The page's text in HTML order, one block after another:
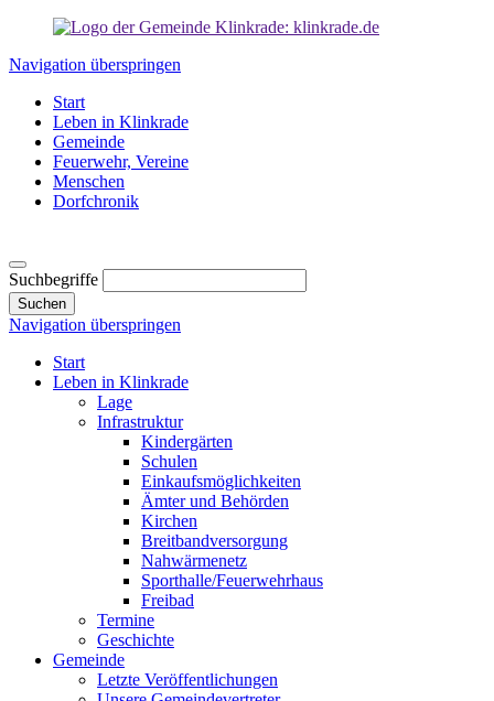
Navigation überspringen
Start
Leben in Klinkrade
Gemeinde
Feuerwehr, Vereine
Menschen
Dorfchronik
Suchbegriffe
Suchen
Navigation überspringen
Start
Leben in Klinkrade
Lage
Infrastruktur
Kindergärten
Schulen
Einkaufsmöglichkeiten
Ämter und Behörden
Kirchen
Breitbandversorgung
Nahwärmenetz
Sporthalle/Feuerwehrhaus
Freibad
Termine
Geschichte
Gemeinde
Letzte Veröffentlichungen